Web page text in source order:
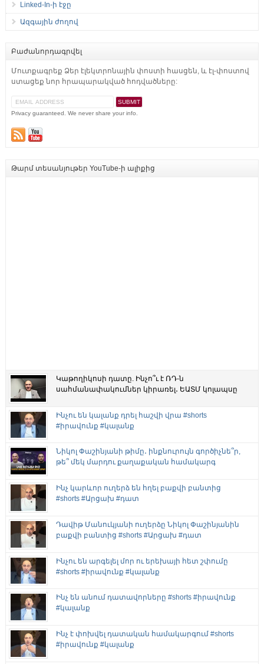
Linked-In-ի էջը
Ազգային ժողով
Բաժանորդագրվել
Մուտքագրեք Ձեր էլեկտրոնային փոստի հասցեն, և էլ-փոստով
ստացեք նոր հրապարակված հոդվածները:
Privacy guaranteed. We never share your info.
Թարմ տեսանյութեր YouTube-ի ալիքից
Կաթողիկոսի դատը. Ինչո՞ւ է ՌԴ-ն
սահմանափակումներ կիրառել․ ԵԱՏՄ կոլապսը
Ինչու են կալանք դրել հաշվի վրա #shorts
#իրավունք #կալանք
Նիկոլ Փաշինյանի թիմը․ ինքնուրույն գործիչնե՞ր,
թե՞ մեկ մարդու քաղաքական համակարգ
Ինչ կարևոր ուղերձ են հղել բաքվի բանտից
#shorts #Արցախ #դատ
Դավիթ Մանուկյանի ուղերձը Նիկոլ Փաշինյանին
բաքվի բանտից #shorts #Արցախ #դատ
Ինչու են արգելել մոր ու երեխայի հետ շփումը
#shorts #իրավունք #կալանք
Ինչ են անում դատավորները #shorts #իրավունք
#կալանք
Ինչ է փոխվել դատական համակարգում #shorts
#իրավունք #կալանք